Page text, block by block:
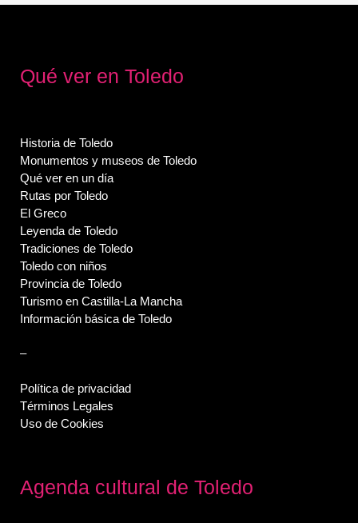
Qué ver en Toledo
Historia de Toledo
Monumentos y museos de Toledo
Qué ver en un día
Rutas por Toledo
El Greco
Leyenda de Toledo
Tradiciones de Toledo
Toledo con niños
Provincia de Toledo
Turismo en Castilla-La Mancha
Información básica de Toledo
–
Política de privacidad
Términos Legales
Uso de Cookies
Agenda cultural de Toledo